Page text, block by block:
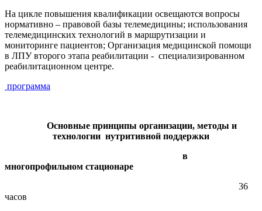
На цикле повышения квалификации освещаются вопросы
нормативно – правовой базы телемедицины; использования
телемедицинских технологий в маршрутизации и
мониторинге пациентов; Организация медицинской помощи
в ЛПУ второго этапа реабилитации - специализированном
реабилитационном центре.
программа
Основные принципы организации, методы и
технологии нутритивной поддержки
в
многопрофильном стационаре
36
часов